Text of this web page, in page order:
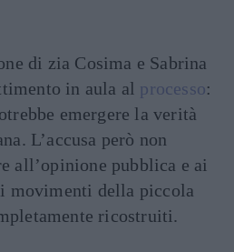
di zia Cosima e Sabrina
in aula al processo:
emergere la verità
L’accusa però non
all’opinione pubblica e ai
della piccola
ricostruiti.